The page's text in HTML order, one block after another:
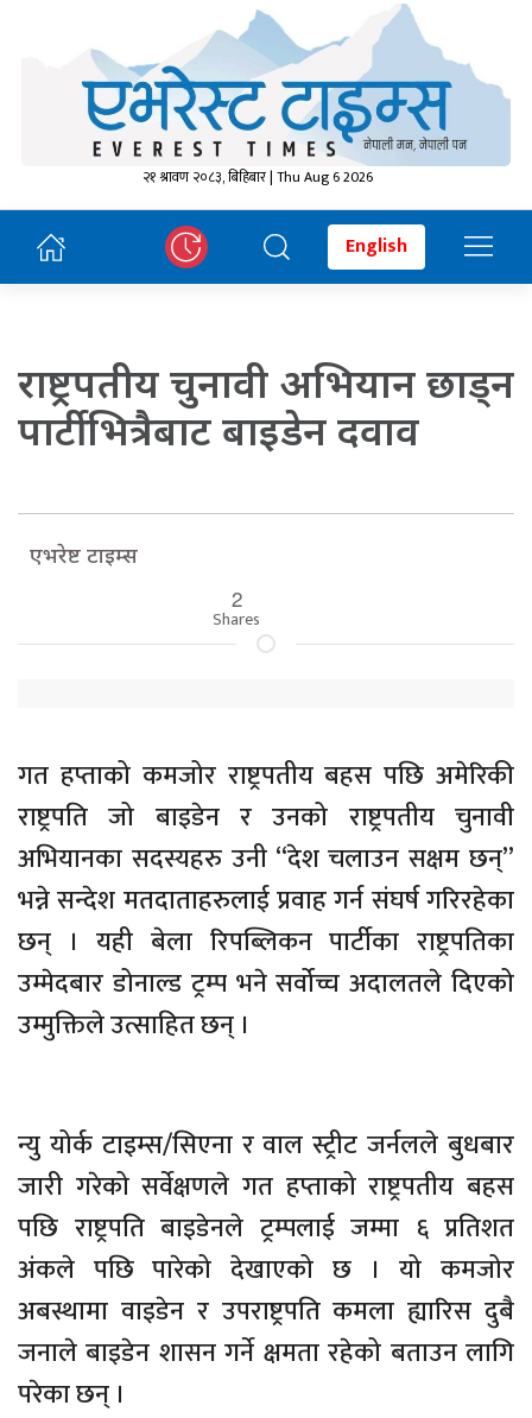
२१ श्रावण २०८३, बिहिबार | Thu Aug 6 2026
English
राष्ट्रपतीय चुनावी अभियान छाड्न
पार्टी भित्रैबाट बाइडेन दवाव
एभरेष्ट टाइम्स
2
Shares
गत हप्ताको कमजोर राष्ट्रपतीय बहस पछि अमेरिकी
राष्ट्रपति जो बाइडेन र उनको राष्ट्रपतीय चुनावी
अभियानका सदस्यहरु उनी “देश चलाउन सक्षम छन्”
भन्ने सन्देश मतदाताहरुलाई प्रवाह गर्न संघर्ष गरिरहेका
छन् । यही बेला रिपब्लिकन पार्टीका राष्ट्रपतिका
उम्मेदबार डोनाल्ड ट्रम्प भने सर्वोच्च अदालतले दिएको
उम्मुक्तिले उत्साहित छन् ।
न्यु योर्क टाइम्स/सिएना र वाल स्ट्रीट जर्नलले बुधबार
जारी गरेको सर्वेक्षणले गत हप्ताको राष्ट्रपतीय बहस
पछि राष्ट्रपति बाइडेनले ट्रम्पलाई जम्मा ६ प्रतिशत
अंकले पछि पारेको देखाएको छ । यो कमजोर
अबस्थामा वाइडेन र उपराष्ट्रपति कमला ह्यारिस दुबै
जनाले बाइडेन शासन गर्ने क्षमता रहेको बताउन लागि
परेका छन् ।